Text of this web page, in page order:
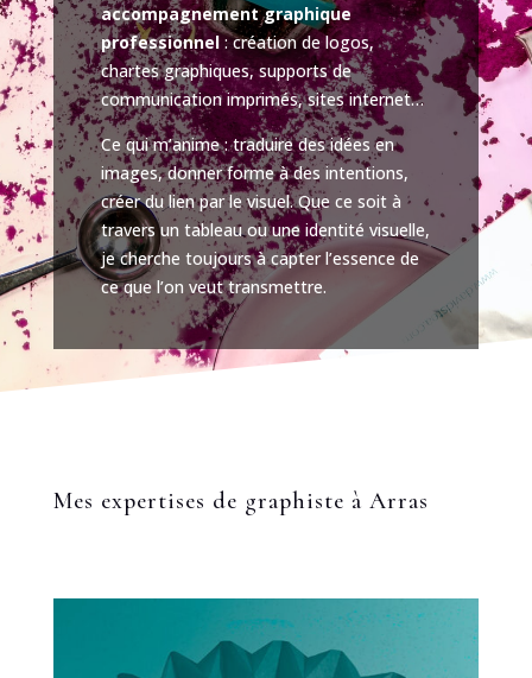
accompagnement graphique
professionnel: création de logos,
chartes graphiques, supports de
communication imprimés, sites internet…
Ce qui m’anime : traduire des idées en
images, donner forme à des intentions,
créer du lien par le visuel. Que ce soit à
travers un tableau ou une identité visuelle,
je cherche toujours à capter l’essence de
ce que l’on veut transmettre.
Mes expertises de graphiste à Arras